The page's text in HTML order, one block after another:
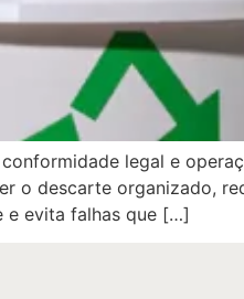
legal e
o descarte organizado,
e evita falhas que […]